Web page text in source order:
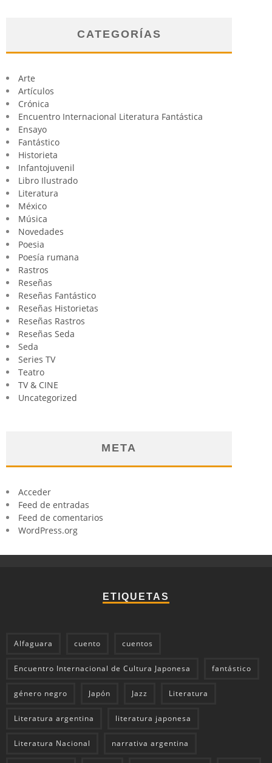
CATEGORÍAS
Arte
Artículos
Crónica
Encuentro Internacional Literatura Fantástica
Ensayo
Fantástico
Historieta
Infantojuvenil
Libro Ilustrado
Literatura
México
Música
Novedades
Poesia
Poesía rumana
Rastros
Reseñas
Reseñas Fantástico
Reseñas Historietas
Reseñas Rastros
Reseñas Seda
Seda
Series TV
Teatro
TV & CINE
Uncategorized
META
Acceder
Feed de entradas
Feed de comentarios
WordPress.org
ETIQUETAS
Alfaguara cuento cuentos
Encuentro Internacional de Cultura Japonesa fantástico
género negro Japón Jazz Literatura
Literatura argentina literatura japonesa
Literatura Nacional narrativa argentina